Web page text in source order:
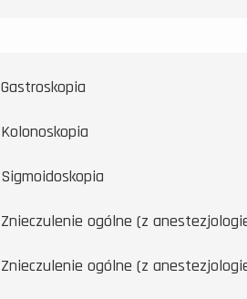
Gastroskopia
Kolonoskopia
Sigmoidoskopia
Znieczulenie ogólne (z
Znieczulenie ogólne (z